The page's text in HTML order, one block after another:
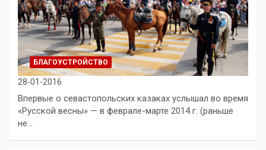
БЛАГОУСТРОЙСТВО
28-01-2016
Впервые о севастопольских казаках услышал во время
«Русской весны» — в феврале-марте 2014 г. (раньше
не…